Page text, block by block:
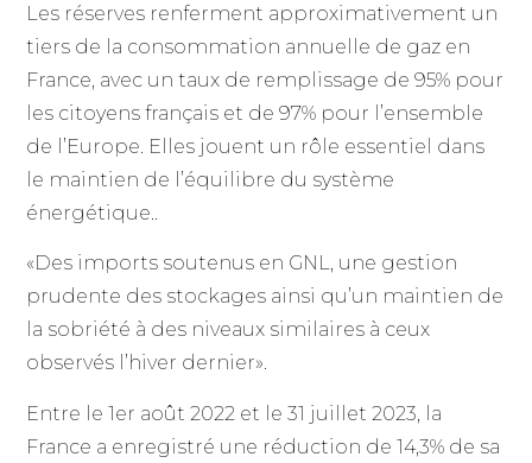
Les réserves renferment approximativement un
tiers de la consommation annuelle de gaz en
France, avec un taux de remplissage de 95% pour
les citoyens français et de 97% pour l’ensemble
de l’Europe. Elles jouent un rôle essentiel dans
le maintien de l’équilibre du système
énergétique..
«Des imports soutenus en GNL, une gestion
prudente des stockages ainsi qu’un maintien de
la sobriété à des niveaux similaires à ceux
observés l’hiver dernier».
Entre le 1er août 2022 et le 31 juillet 2023, la
France a enregistré une réduction de 14,3% de sa